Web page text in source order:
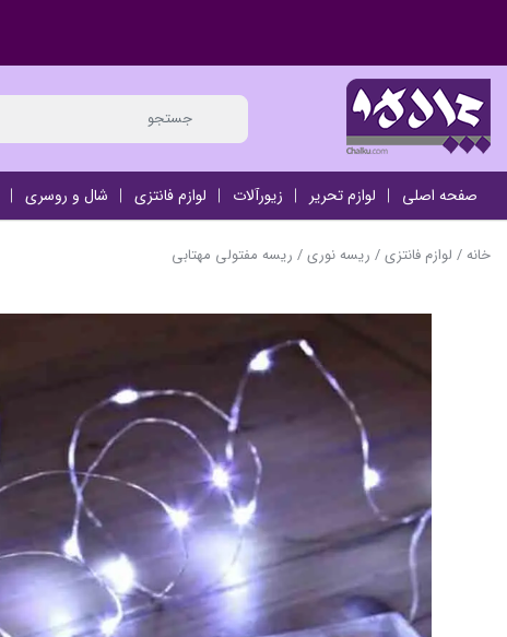
صفحه اصلی لوازم تحریر زیورآلات لوازم فانتزی شال و روسری
خانه/ لوازم فانتزی/ ریسه نوری/ ریسه مفتولی مهتابی